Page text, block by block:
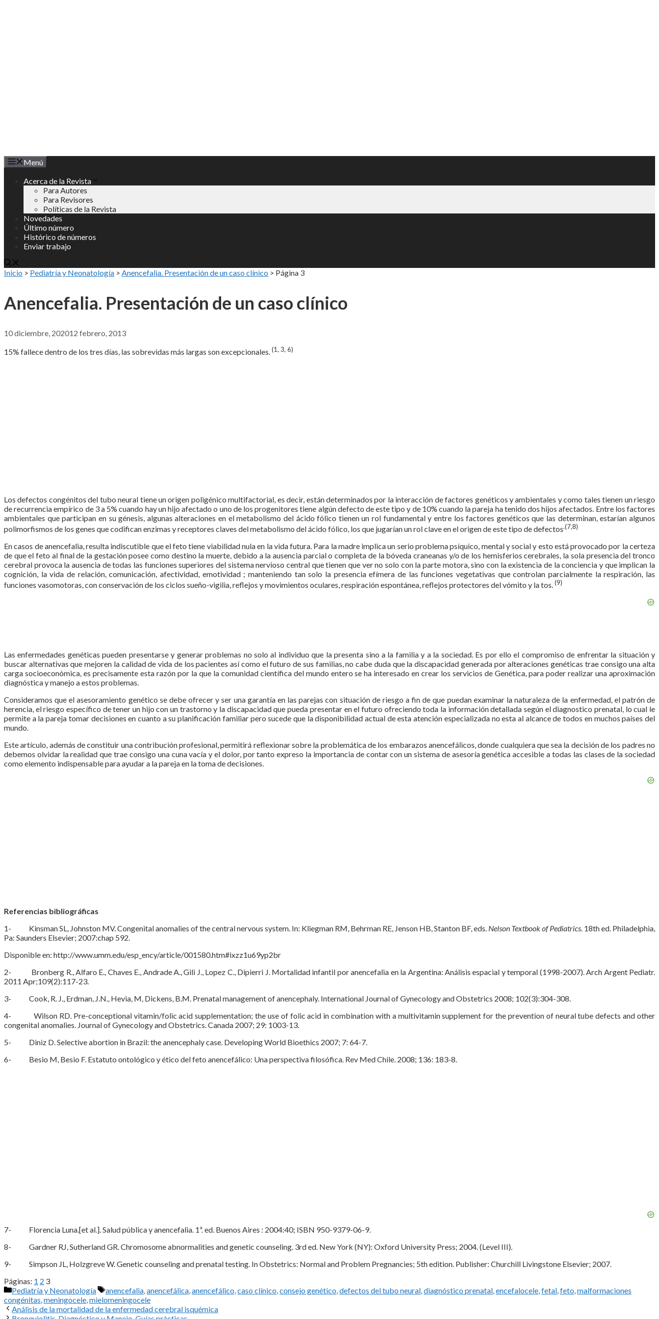
Menú
Acerca de la Revista
Para Autores
Para Revisores
Políticas de la Revista
Novedades
Último número
Histórico de números
Enviar trabajo
Inicio > Pediatría y Neonatología > Anencefalia. Presentación de un caso clínico > Página 3
Anencefalia. Presentación de un caso clínico
10 diciembre, 202012 febrero, 2013
15% fallece dentro de los tres días, las sobrevidas más largas son excepcionales.(1, 3, 6)
Los defectos congénitos del tubo neural tiene un origen poligénico multifactorial, es decir, están determinados por la interacción de factores genéticos y ambientales y como tales tienen un riesgo
de recurrencia empírico de 3 a 5% cuando hay un hijo afectado o uno de los progenitores tiene algún defecto de este tipo y de 10% cuando la pareja ha tenido dos hijos afectados. Entre los factores
ambientales que participan en su génesis, algunas alteraciones en el metabolismo del ácido fólico tienen un rol fundamental y entre los factores genéticos que las determinan, estarían algunos
polimorfismos de los genes que codifican enzimas y receptores claves del metabolismo del ácido fólico, los que jugarían un rol clave en el origen de este tipo de defectos.(7,8)
En casos de anencefalia, resulta indiscutible que el feto tiene viabilidad nula en la vida futura. Para la madre implica un serio problema psíquico, mental y social y esto está provocado por la certeza
de que el feto al final de la gestación posee como destino la muerte, debido a la ausencia parcial o completa de la bóveda craneanas y/o de los hemisferios cerebrales, la sola presencia del tronco
cerebral provoca la ausencia de todas las funciones superiores del sistema nervioso central que tienen que ver no solo con la parte motora, sino con la existencia de la conciencia y que implican la
cognición, la vida de relación, comunicación, afectividad, emotividad ; manteniendo tan solo la presencia efímera de las funciones vegetativas que controlan parcialmente la respiración, las
funciones vasomotoras, con conservación de los ciclos sueño-vigilia, reflejos y movimientos oculares, respiración espontánea, reflejos protectores del vómito y la tos.(9)
Las enfermedades genéticas pueden presentarse y generar problemas no solo al individuo que la presenta sino a la familia y a la sociedad. Es por ello el compromiso de enfrentar la situación y
buscar alternativas que mejoren la calidad de vida de los pacientes así como el futuro de sus familias, no cabe duda que la discapacidad generada por alteraciones genéticas trae consigo una alta
carga socioeconómica, es precisamente esta razón por la que la comunidad científica del mundo entero se ha interesado en crear los servicios de Genética, para poder realizar una aproximación
diagnóstica y manejo a estos problemas.
Consideramos que el asesoramiento genético se debe ofrecer y ser una garantía en las parejas con situación de riesgo a fin de que puedan examinar la naturaleza de la enfermedad, el patrón de
herencia, el riesgo específico de tener un hijo con un trastorno y la discapacidad que pueda presentar en el futuro ofreciendo toda la información detallada según el diagnostico prenatal, lo cual le
permite a la pareja tomar decisiones en cuanto a su planificación familiar pero sucede que la disponibilidad actual de esta atención especializada no esta al alcance de todos en muchos países del
mundo.
Este artículo, además de constituir una contribución profesional, permitirá reflexionar sobre la problemática de los embarazos anencefálicos, donde cualquiera que sea la decisión de los padres no
debemos olvidar la realidad que trae consigo una cuna vacía y el dolor, por tanto expreso la importancia de contar con un sistema de asesoría genética accesible a todas las clases de la sociedad
como elemento indispensable para ayudar a la pareja en la toma de decisiones.
Referencias bibliográficas
1- Kinsman SL, Johnston MV. Congenital anomalies of the central nervous system. In: Kliegman RM, Behrman RE, Jenson HB, Stanton BF, eds. Nelson Textbook of Pediatrics. 18th ed. Philadelphia,
Pa: Saunders Elsevier; 2007:chap 592.
Disponible en: http://www.umm.edu/esp_ency/article/001580.htm#ixzz1u69yp2br
2- Bronberg R., Alfaro E., Chaves E., Andrade A., Gili J., Lopez C., Dipierri J. Mortalidad infantil por anencefalia en la Argentina: Análisis espacial y temporal (1998-2007). Arch Argent Pediatr.
2011 Apr;109(2):117-23.
3- Cook, R. J., Erdman, J.N., Hevia, M, Dickens, B.M. Prenatal management of anencephaly. International Journal of Gynecology and Obstetrics 2008; 102(3):304-308.
4- Wilson RD. Pre-conceptional vitamin/folic acid supplementation; the use of folic acid in combination with a multivitamin supplement for the prevention of neural tube defects and other
congenital anomalies. Journal of Gynecology and Obstetrics. Canada 2007; 29: 1003-13.
5- Diniz D. Selective abortion in Brazil: the anencephaly case. Developing World Bioethics 2007; 7: 64-7.
6- Besio M, Besio F. Estatuto ontológico y ético del feto anencefálico: Una perspectiva filosófica. Rev Med Chile. 2008; 136: 183-8.
7- Florencia Luna.[et al.]. Salud pública y anencefalia. 1ª. ed. Buenos Aires : 2004:40; ISBN 950-9379-06-9.
8- Gardner RJ, Sutherland GR. Chromosome abnormalities and genetic counseling. 3rd ed. New York (NY): Oxford University Press; 2004. (Level III).
9- Simpson JL, Holzgreve W. Genetic counseling and prenatal testing. In Obstetrics: Normal and Problem Pregnancies; 5th edition. Publisher: Churchill Livingstone Elsevier; 2007.
Páginas: 1 2 3
Categorías
Pediatría y Neonatología Etiquetas
anencefalia anencefálica anencefálico caso clínico consejo genético defectos del tubo neural diagnóstico prenatal encefalocele fetal feto malformaciones
congénitas meningocele mielomeningocele
Análisis de la mortalidad de la enfermedad cerebral isquémica